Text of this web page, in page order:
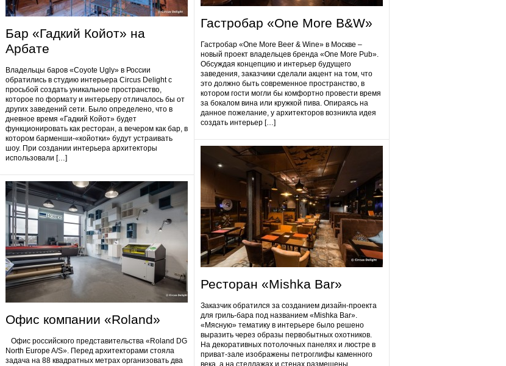
Бар «Гадкий Койот» на
Арбате
Владельцы баров «Coyote Ugly» в России
обратились в студию интерьера Circus Delight с
просьбой создать уникальное пространство,
которое по формату и интерьеру отличалось бы от
других заведений сети. Было определено, что в
дневное время «Гадкий Койот» будет
функционировать как ресторан, а вечером как бар, в
котором барменши-«койотки» будут устраивать
шоу. При создании интерьера архитекторы
использовали […]
Офис компании «Roland»
Офис российского представительства «Roland DG
North Europe A/S». Перед архитекторами стояла
задача на 88 квадратных метрах организовать два
Гастробap «One More B&W»
Гастробap «One More Beer & Wine» в Москве –
новый проект владельцев бренда «One More Pub».
Обсуждая концепцию и интерьер будущего
заведения, заказчики сделали акцент на том, что
это должно быть современное пространство, в
котором гости могли бы комфортно провести время
за бокалом вина или кружкой пива. Опираясь на
данное пожелание, у архитекторов возникла идея
создать интерьер […]
Ресторан «Mishka Bar»
Заказчик обратился за созданием дизайн-проекта
для гриль-бара под названием «Mishka Bar».
«Мясную» тематику в интерьере было решено
выразить через образы первобытных охотников.
На декоративных потолочных панелях и люстре в
приват-зале изображены петроглифы каменного
века, а на стеллажах и стенах размещены